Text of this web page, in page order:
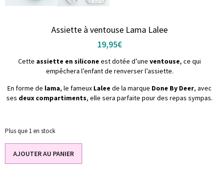
Assiette à ventouse Lama Lalee
19,95€
Cette assiette en silicone est dotée d’une ventouse, ce qui
empêchera l’enfant de renverser l’assiette.
En forme de lama, le fameux Lalee de la marque Done By Deer, avec
ses deux compartiments, elle sera parfaite pour des repas sympas.
Plus que 1 en stock
AJOUTER AU PANIER